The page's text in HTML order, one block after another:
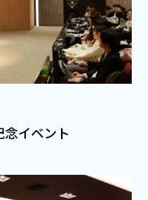
ーイベント